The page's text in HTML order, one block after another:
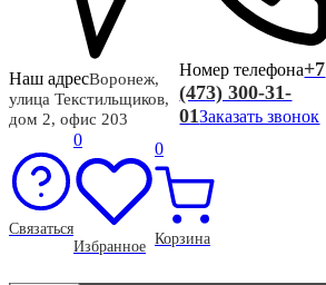
Наш адресВоронеж,
улица Текстильщиков,
дом 2, офис 203
Номер телефона+7
(473) 300-31-
01Заказать звонок
Связаться
0
Избранное
0
Корзина